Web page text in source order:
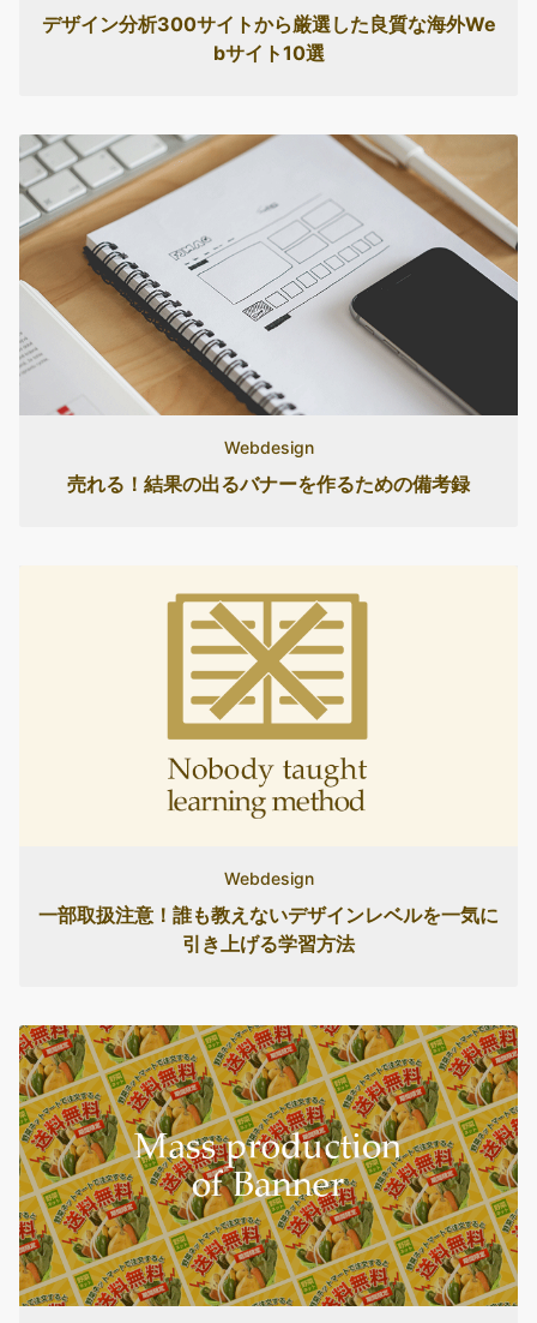
デザイン分析300サイトから厳選した良質な海外We
bサイト10選
Webdesign
売れる！結果の出るバナーを作るための備考録
Webdesign
一部取扱注意！誰も教えないデザインレベルを一気に
引き上げる学習方法